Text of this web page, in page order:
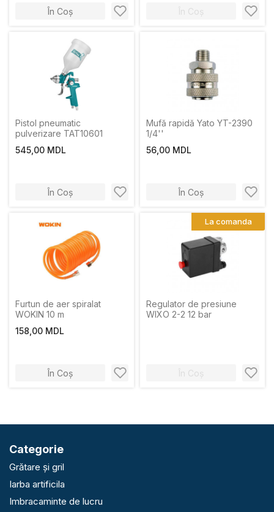
În Coș În Coș
Pistol pneumatic
pulverizare TAT10601
545,00 MDL
În Coș
Mufă rapidă Yato YT-2390
1/4''
56,00 MDL
În Coș
Furtun de aer spiralat
WOKIN 10 m
158,00 MDL
În Coș
Regulator de presiune
WIXO 2-2 12 bar
În Coș
La comanda
Categorie
Grătare și gril
Iarba artificila
Imbracaminte de lucru